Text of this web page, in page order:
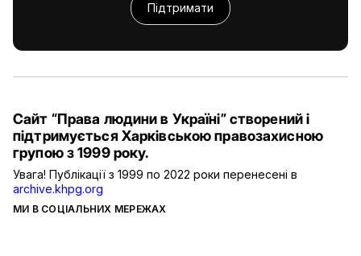
Підтримати
МИ В СОЦІАЛЬНИХ МЕРЕЖАХ
Сайт “Права людини в Україні” створений і
підтримується Харківською правозахисною
групою з 1999 року.
Увага! Публікації з 1999 по 2022 роки перенесені в
archive.khpg.org